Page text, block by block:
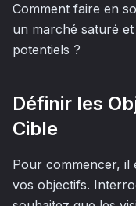
Comment faire en
un marché saturé
potentiels ?
Définir les
Cible
Pour commencer, il
vos objectifs.